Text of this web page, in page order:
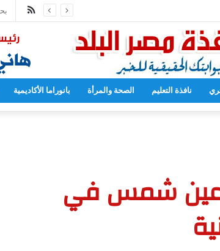
المصرية اليابانية إلى 102
ملخص
الموقع
RSS
نافذة التعليم الصحة والمرأة بانوراما الأكاديمية
عين شمس في